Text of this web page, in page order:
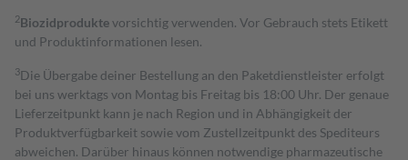
2Biozidproduktevorsichtig verwenden. Vor Gebrauch stets Etikett
und Produktinformationen lesen.
3Die Übergabe deiner Bestellung an den Paketdienstleister erfolgt
bei uns werktags von Montag bis Freitag bis 18:00 Uhr. Der genaue
Lieferzeitpunkt kann je nach Region und in Abhängigkeit der
Produktverfügbarkeit sowie vom Zustellzeitpunkt des Spediteurs
abweichen. Darüber hinaus können notwendige pharmazeutische